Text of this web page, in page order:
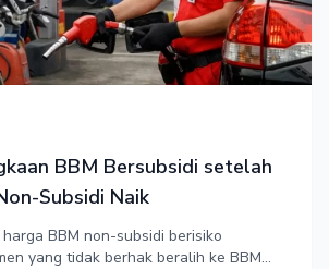
BBM Bersubsidi setelah
Subsidi Naik
BBM non-subsidi berisiko
yang tidak berhak beralih ke BBM